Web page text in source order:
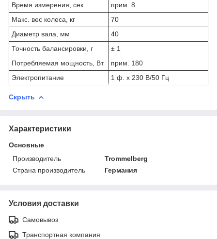
Время измерения, сек
прим. 8
Макс. вес колеса, кг
70
Диаметр вала, мм
40
Точность балансировки, г
± 1
Потребляемая мощность, Вт
прим. 180
Электропитание
1 ф. х 230 В/50 Гц
Скрыть
Характеристики
Основные
Производитель
Trommelberg
Страна производитель
Германия
Условия доставки
Самовывоз
Транспортная компания